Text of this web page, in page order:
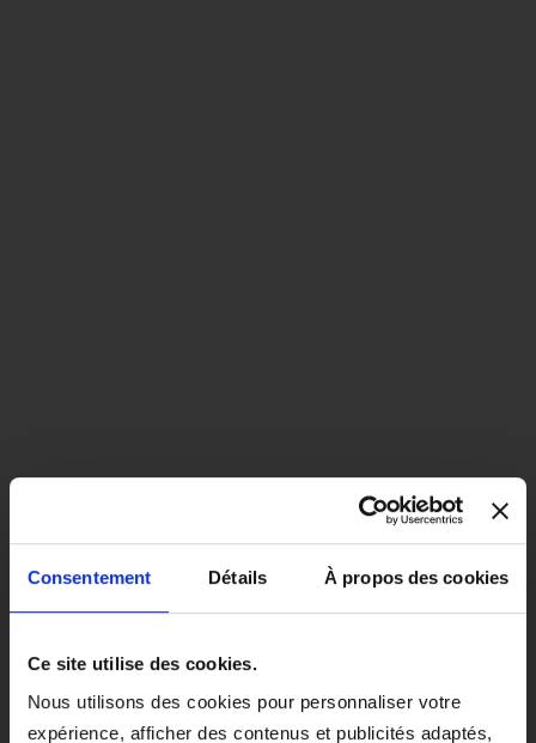
Consentement Détails À propos des cookies
Ce site utilise des cookies.
Nous utilisons des cookies pour personnaliser votre
expérience, afficher des contenus et publicités adaptés,
close
EN COLORIS NOIR, CE PRODUIT
SEPTEMBRE 2026.